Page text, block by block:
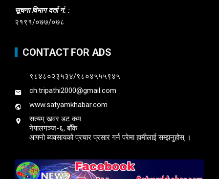
सूचना विभाग दर्ता नं. :
२१९१/०७७/०७८
CONTACT FOR ADS
९८४८०२३५३४/९८०४५५५९४५
ch.tripathi2000@gmail.com
www.satyamkhabar.com
सत्यम् खवर डट कम
नेपालगञ्ज-६, बाँके
आफ्नो ब्यवसायको प्रचार प्रसार गर्न परेमा हामीलाई सम्झनुहोस् ।